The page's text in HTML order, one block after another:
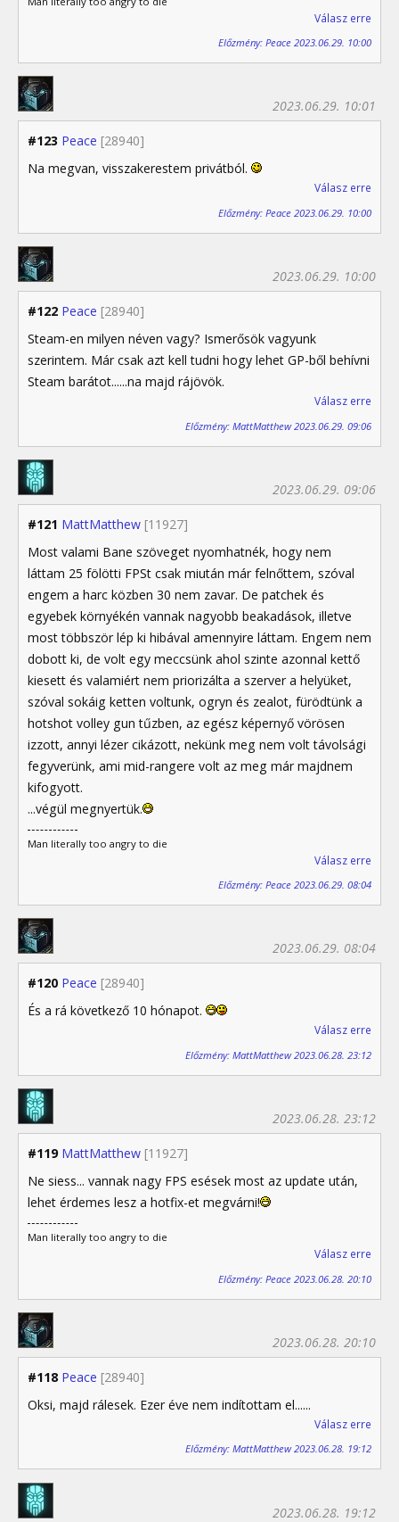
Válasz erre
Előzmény: Peace 2023.06.29. 10:00
#123 Peace [28940]
2023.06.29. 10:01
Na megvan, visszakerestem privátból.
Válasz erre
Előzmény: Peace 2023.06.29. 10:00
#122 Peace [28940]
2023.06.29. 10:00
Steam-en milyen néven vagy? Ismerősök vagyunk
szerintem. Már csak azt kell tudni hogy lehet GP-ből behívni
Steam barátot......na majd rájövök.
Válasz erre
Előzmény: MattMatthew 2023.06.29. 09:06
#121 MattMatthew [11927]
2023.06.29. 09:06
Most valami Bane szöveget nyomhatnék, hogy nem
láttam 25 fölötti FPSt csak miután már felnőttem, szóval
engem a harc közben 30 nem zavar. De patchek és
egyebek környékén vannak nagyobb beakadások, illetve
most többször lép ki hibával amennyire láttam. Engem nem
dobott ki, de volt egy meccsünk ahol szinte azonnal kettő
kiesett és valamiért nem priorizálta a szerver a helyüket,
szóval sokáig ketten voltunk, ogryn és zealot, fürödtünk a
hotshot volley gun tűzben, az egész képernyő vörösen
izzott, annyi lézer cikázott, nekünk meg nem volt távolsági
fegyverünk, ami mid-rangere volt az meg már majdnem
kifogyott.
...végül megnyertük.
Man literally too angry to die
Válasz erre
Előzmény: Peace 2023.06.29. 08:04
#120 Peace [28940]
2023.06.29. 08:04
És a rá következő 10 hónapot.
Válasz erre
Előzmény: MattMatthew 2023.06.28. 23:12
#119 MattMatthew [11927]
2023.06.28. 23:12
Ne siess... vannak nagy FPS esések most az update után,
lehet érdemes lesz a hotfix-et megvárni!
Man literally too angry to die
Válasz erre
Előzmény: Peace 2023.06.28. 20:10
#118 Peace [28940]
2023.06.28. 20:10
Oksi, majd rálesek. Ezer éve nem indítottam el......
Válasz erre
Előzmény: MattMatthew 2023.06.28. 19:12
2023.06.28. 19:12